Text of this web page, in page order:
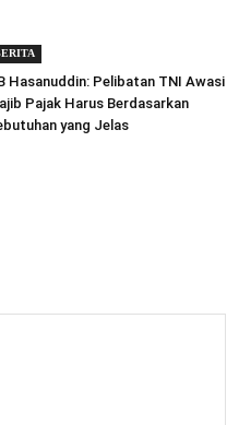
Hasanuddin: Pelibatan TNI Awasi
Pajak Harus Berdasarkan
yang Jelas